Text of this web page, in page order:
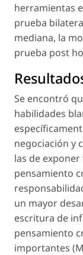
herramientas
prueba
mediana, la
prueba post
Se encontró
habilidades
negociación y
las de
pensamiento
un mayor
escritura de
pensamiento
importantes